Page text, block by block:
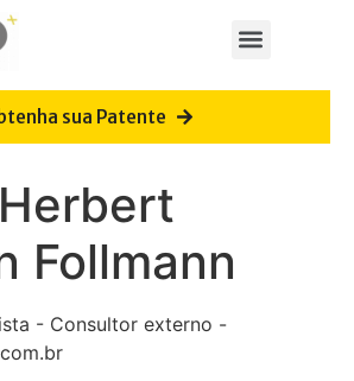
sua Patente
Herbert
Follmann
- Consultor externo -